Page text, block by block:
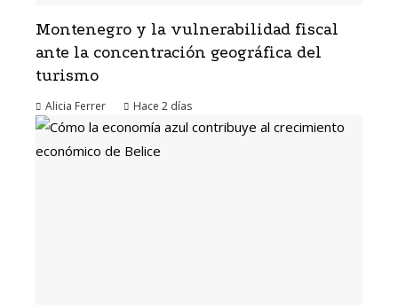
Montenegro y la vulnerabilidad fiscal
ante la concentración geográfica del
turismo
Alicia Ferrer Hace 2 días